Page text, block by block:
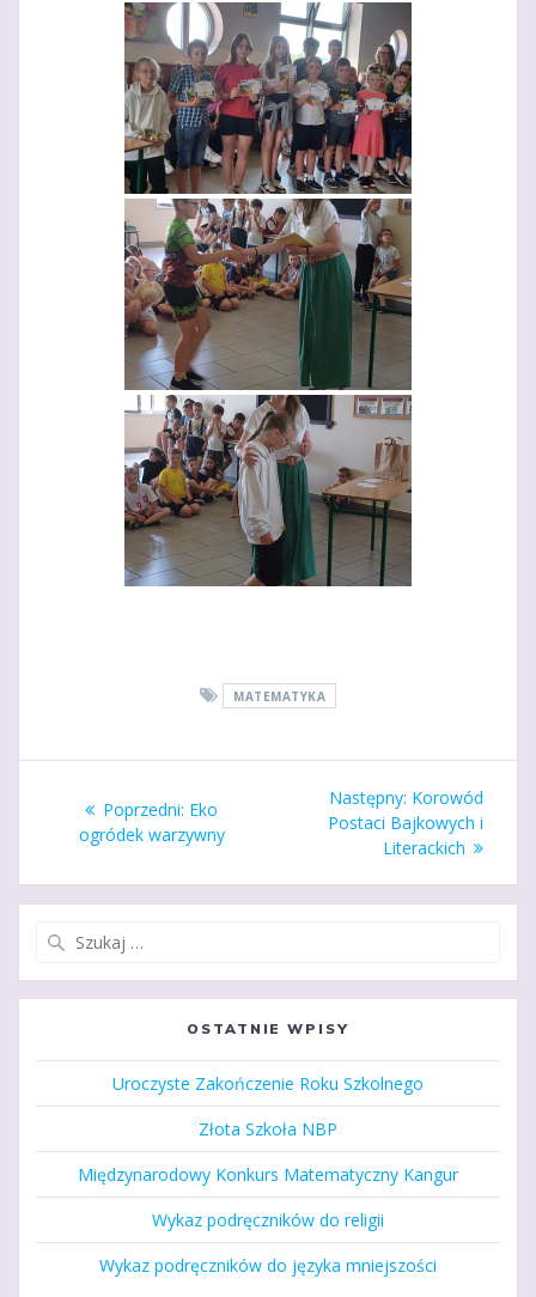
MATEMATYKA
wpisuPoprzedni: Poprzedni
wpis:
Eko
ogródek warzywny
Następny: Następny
wpis:
Korowód
Postaci Bajkowych i
Literackich
OSTATNIE WPISY
Uroczyste Zakończenie Roku Szkolnego
Złota Szkoła NBP
Międzynarodowy Konkurs Matematyczny Kangur
Wykaz podręczników do religii
Wykaz podręczników do języka mniejszości